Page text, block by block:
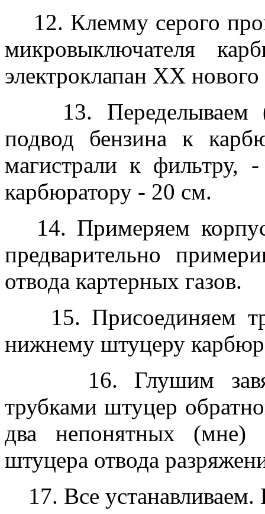
12. Клемму серого
микровыключателя
электроклапан ХХ
13. Переделываем
подвод бензина к
магистрали к фильтру,
карбюратору - 20 см.
14. Примеряем
предварительно
отвода картерных газов.
15. Присоединяем
нижнему штуцеру
16. Глушим
трубками штуцер
два непонятных (мне)
штуцера отвода
17. Все